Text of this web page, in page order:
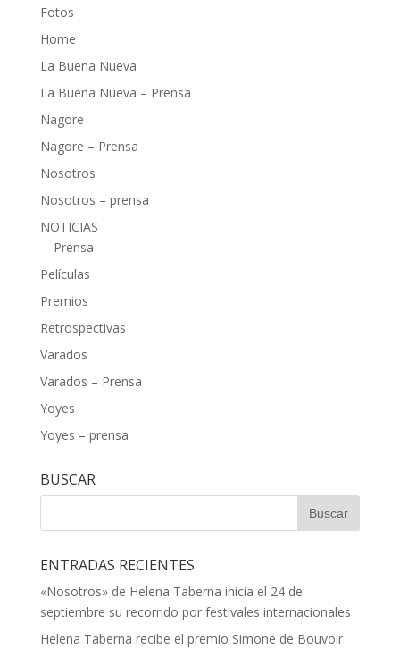
Fotos
Home
La Buena Nueva
La Buena Nueva – Prensa
Nagore
Nagore – Prensa
Nosotros
Nosotros – prensa
NOTICIAS
Prensa
Películas
Premios
Retrospectivas
Varados
Varados – Prensa
Yoyes
Yoyes – prensa
BUSCAR
ENTRADAS RECIENTES
«Nosotros» de Helena Taberna inicia el 24 de
septiembre su recorrido por festivales internacionales
Helena Taberna recibe el premio Simone de Bouvoir